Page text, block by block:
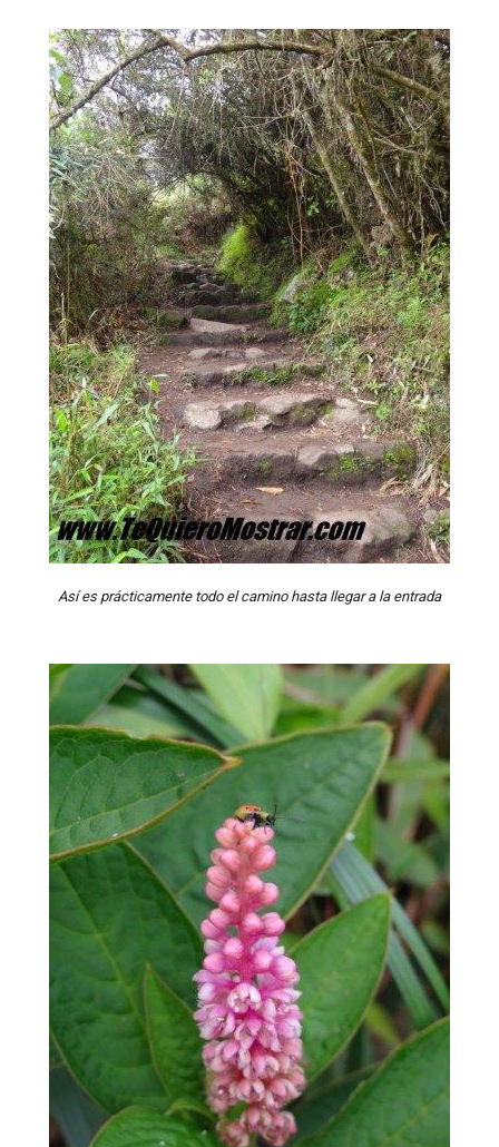
Así es prácticamente todo el camino hasta llegar a la entrada